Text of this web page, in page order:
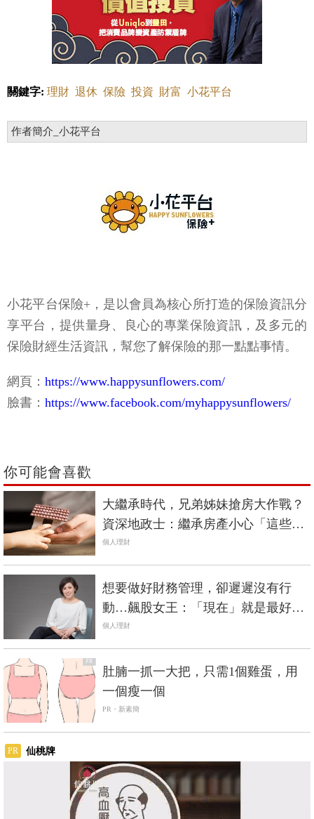
關鍵字: 理財 退休 保險 投資 財富 小花平台
作者簡介_小花平台
小花平台保險+，是以會員為核心所打造的保險資訊分
享平台，提供量身、良心的專業保險資訊，及多元的
保險財經生活資訊，幫您了解保險的那一點點事情。
網頁： https://www.happysunflowers.com/
臉書： https://www.facebook.com/myhappysunflowers/
你可能會喜歡
大繼承時代，兄弟姊妹搶房大作戰？
資深地政士：繼承房產小心「這些
事」！
個人理財
想要做好財務管理，卻遲遲沒有行
動…飆股女王：「現在」就是最好的
理財時機
個人理財
PR
肚腩一抓一大把，只需1個雞蛋，用
一個瘦一個
PR・新素簡
PR 仙桃牌